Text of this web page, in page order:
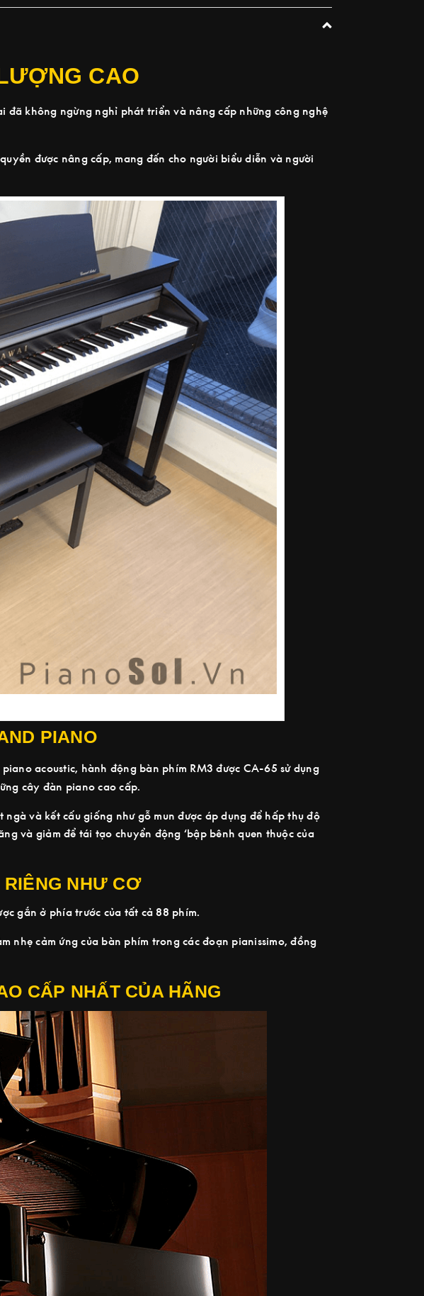
CAO
đã không ngừng nghỉ phát triển và nâng cấp những công nghệ
được nâng cấp, mang đến cho người biểu diễn và người
PIANO
acoustic, hành động bàn phím RM3 được CA-65 sử dụng
cây đàn piano cao cấp.
và kết cấu giống như gỗ mun được áp dụng để hấp thụ độ
và giảm để tái tạo chuyển động ‘bập bênh quen thuộc của
NHƯ CƠ
gắn ở phía trước của tất cả 88 phím.
nhẹ cảm ứng của bàn phím trong các đoạn pianissimo, đồng
CẤP NHẤT CỦA HÃNG